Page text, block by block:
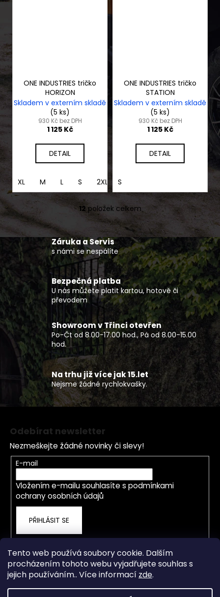
Tento web používá soubory cookie. Dalším
procházením tohoto webu vyjadřujete souhlas s
jejich používáním.. Více informací zde.
ONE INDUSTRIES tričko
HORIZON
Skladem v externím skladě
(5 ks)
930 Kč bez DPH
1 125 Kč
DETAIL
XL M L S 2XL
ONE INDUSTRIES tričko
STATION
Skladem v externím skladě
(5 ks)
930 Kč bez DPH
1 125 Kč
DETAIL
S
O
v
l
á
d
a
c
í
p
r
v
k
y
v
ý
p
i
s
u
12 položek celkem
Záruka a Servis
s námi se nespálíte
Bezpečná platba
U nás můžete platit kartou, hotově či
převodem
Showroom v Třinci otevřen
Po-Čt od 8.00-17.00 hod., Pá od 8.00-15.00
hod.
Na trhu již více jak 15.let
Nejsme žádné rychlokvašky.
Odebírat newsletter
Nezmeškejte žádné novinky či slevy!
E-mail
Vložením e-mailu souhlasíte s podmínkami
ochrany osobních údajů
PŘIHLÁSIT SE